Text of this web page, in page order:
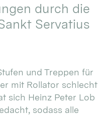
durch die
Servatius
und Treppen für
mit Rollator schlecht
sich Heinz Peter Lob
sodass alle